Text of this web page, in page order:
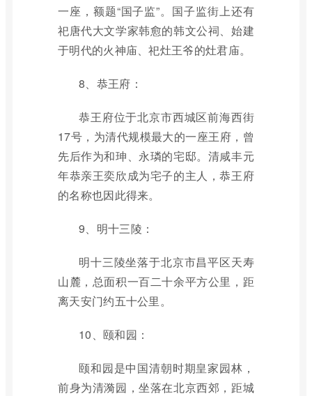
一座，额题“国子监”。国子监街上还有
祀唐代大文学家韩愈的韩文公祠、始建
于明代的火神庙、祀灶王爷的灶君庙。
8、恭王府：
恭王府位于北京市西城区前海西街
17号，为清代规模最大的一座王府，曾
先后作为和珅、永璘的宅邸。清咸丰元
年恭亲王奕欣成为宅子的主人，恭王府
的名称也因此得来。
9、明十三陵：
明十三陵坐落于北京市昌平区天寿
山麓，总面积一百二十余平方公里，距
离天安门约五十公里。
10、颐和园：
颐和园是中国清朝时期皇家园林，
前身为清漪园，坐落在北京西郊，距城